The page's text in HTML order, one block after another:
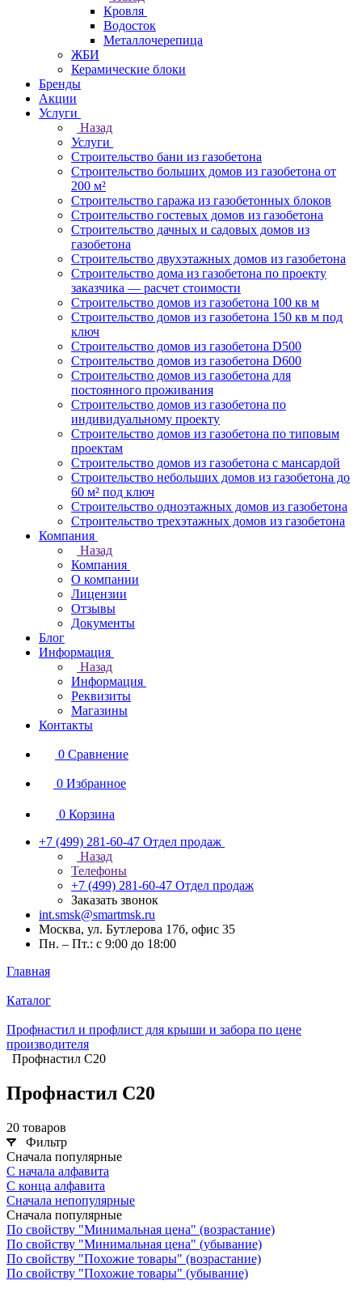
Кровля
Водосток
Металлочерепица
ЖБИ
Керамические блоки
Бренды
Акции
Услуги
Назад
Услуги
Строительство бани из газобетона
Строительство больших домов из газобетона от
200 м²
Строительство гаража из газобетонных блоков
Строительство гостевых домов из газобетона
Строительство дачных и садовых домов из
газобетона
Строительство двухэтажных домов из газобетона
Строительство дома из газобетона по проекту
заказчика — расчет стоимости
Строительство домов из газобетона 100 кв м
Строительство домов из газобетона 150 кв м под
ключ
Строительство домов из газобетона D500
Строительство домов из газобетона D600
Строительство домов из газобетона для
постоянного проживания
Строительство домов из газобетона по
индивидуальному проекту
Строительство домов из газобетона по типовым
проектам
Строительство домов из газобетона с мансардой
Строительство небольших домов из газобетона до
60 м² под ключ
Строительство одноэтажных домов из газобетона
Строительство трехэтажных домов из газобетона
Компания
Назад
Компания
О компании
Лицензии
Отзывы
Документы
Блог
Информация
Назад
Информация
Реквизиты
Магазины
Контакты
0 Сравнение
0 Избранное
0 Корзина
+7 (499) 281-60-47 Отдел продаж
Назад
Телефоны
+7 (499) 281-60-47 Отдел продаж
Заказать звонок
int.smsk@smartmsk.ru
Москва, ул. Бутлерова 17б, офис 35
Пн. – Пт.: с 9:00 до 18:00
Главная
Каталог
Профнастил и профлист для крыши и забора по цене
производителя
Профнастил С20
Профнастил С20
20 товаров
Фильтр
Сначала популярные
С начала алфавита
С конца алфавита
Сначала непопулярные
Сначала популярные
По свойству "Минимальная цена" (возрастание)
По свойству "Минимальная цена" (убывание)
По свойству "Похожие товары" (возрастание)
По свойству "Похожие товары" (убывание)